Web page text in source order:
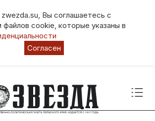
zwezda.su, Вы соглашаетесь с
файлов cookie, которые указаны в
Согласен